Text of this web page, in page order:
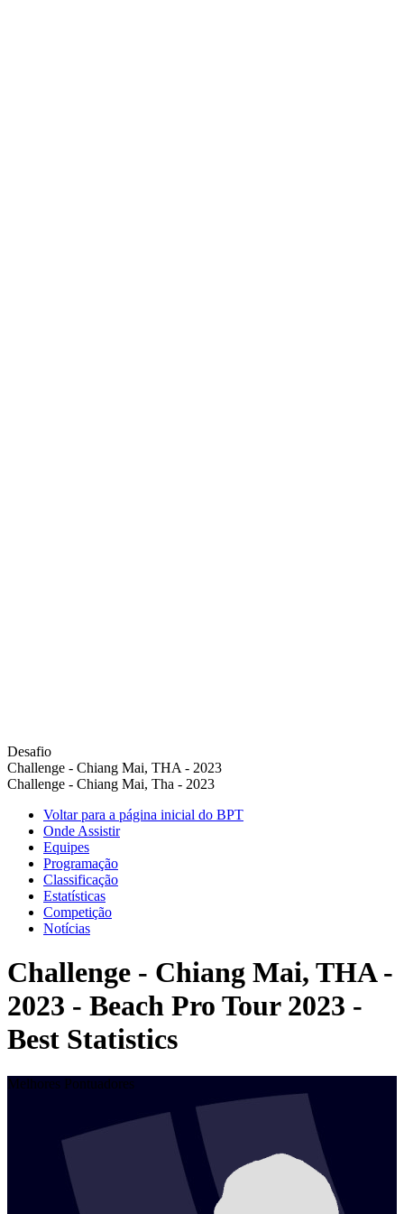
Desafio
Challenge - Chiang Mai, THA - 2023
Challenge - Chiang Mai, Tha - 2023
Voltar para a página inicial do BPT
Onde Assistir
Equipes
Programação
Classificação
Estatísticas
Competição
Notícias
Challenge - Chiang Mai, THA -
2023 - Beach Pro Tour 2023 -
Best Statistics
Melhores Pontuadores